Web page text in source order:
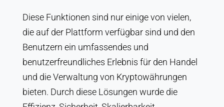
Diese Funktionen sind nur einige von vielen,
die auf der Plattform verfügbar sind und den
Benutzern ein umfassendes und
benutzerfreundliches Erlebnis für den Handel
und die Verwaltung von Kryptowährungen
bieten. Durch diese Lösungen wurde die